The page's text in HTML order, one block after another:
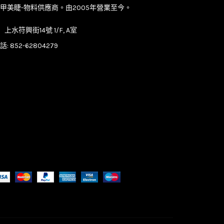
美睫-物料供應商。由2005年營業至今。
上水符興街14號 1/F, A室
: 852-62804279